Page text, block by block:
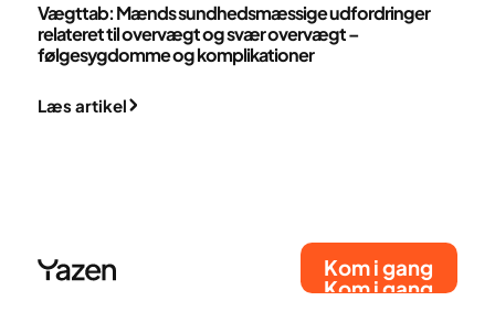
Vægttab: Mænds sundhedsmæssige udfordringer
relateret til overvægt og svær overvægt –
følgesygdomme og komplikationer
Læs artikel
Kom i gang
Kom i gang